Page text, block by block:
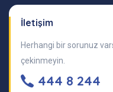
İletişim
Herhangi bir sorunuz
çekinmeyin.
444 8 244